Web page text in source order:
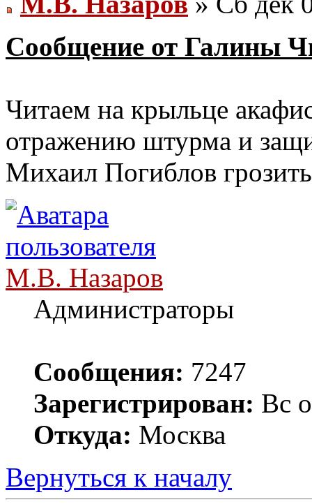
Сообщение от Галины
Читаем на крыльце
отражению штурма и
Михаил Погиблов
М.В. Назаров
Администраторы
Сообщения: 7247
Зарегистрирован: Вс
Откуда: Москва
Вернуться к началу